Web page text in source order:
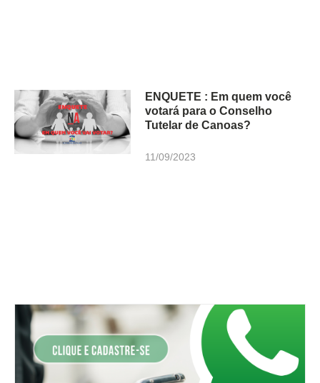
ENQUETE : Em quem você
votará para o Conselho
Tutelar de Canoas?
11/09/2023